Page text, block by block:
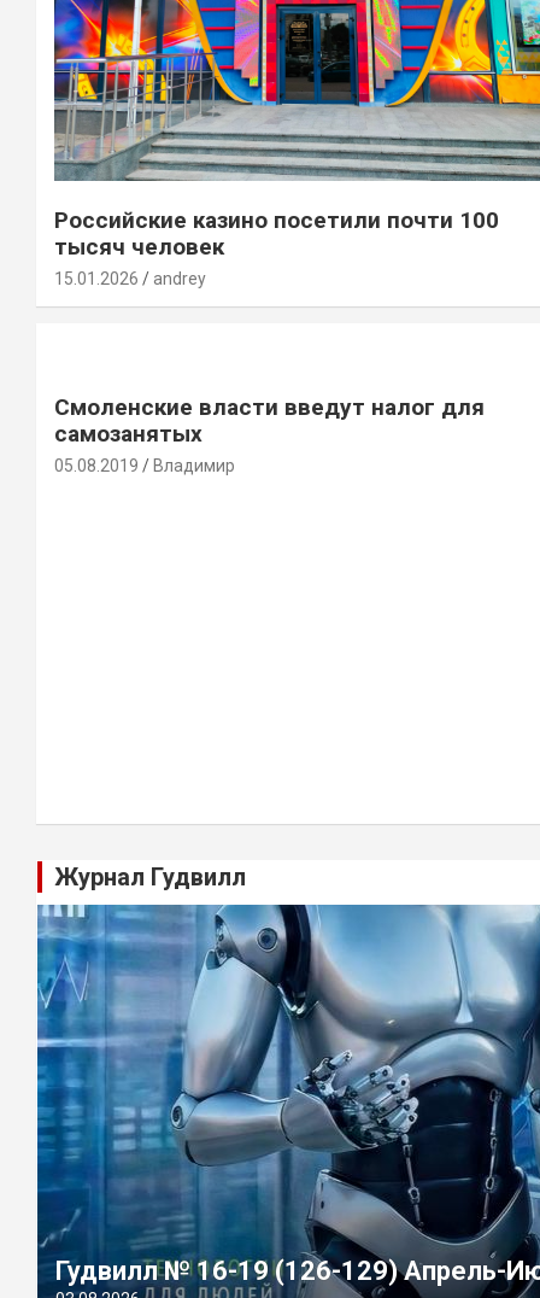
Российские казино посетили почти 100
тысяч человек
15.01.2026 andrey
Смоленские власти введут налог для
самозанятых
05.08.2019 Владимир
Журнал Гудвилл
Гудвилл № 16-19 (126-129) Апрель-